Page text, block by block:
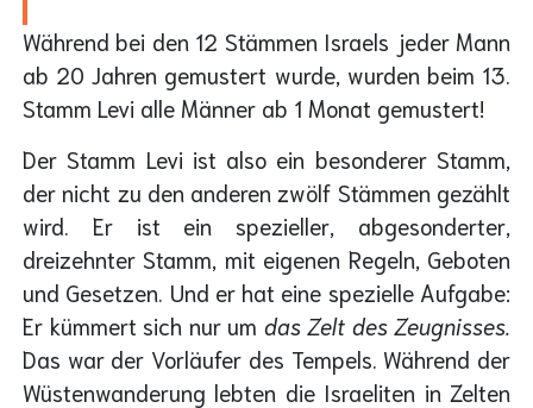
Während bei den 12 Stämmen Israels jeder Mann
ab 20 Jahren gemustert wurde, wurden beim 13.
Stamm Levi alle Männer ab 1 Monat gemustert!
Der Stamm Levi ist also ein besonderer Stamm,
der nicht zu den anderen zwölf Stämmen gezählt
wird. Er ist ein spezieller, abgesonderter,
dreizehnter Stamm, mit eigenen Regeln, Geboten
und Gesetzen. Und er hat eine spezielle Aufgabe:
Er kümmert sich nur um das Zelt des Zeugnisses.
Das war der Vorläufer des Tempels. Während der
Wüstenwanderung lebten die Israeliten in Zelten